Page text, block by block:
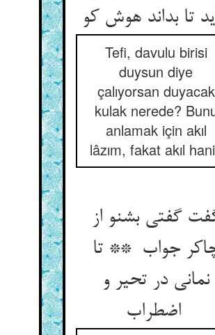
Tefi, davulu birisi
duysun diye
çalıyorsan duyacak
kulak nerede?
anlamak için akıl
lâzım, fakat akıl
گفتی بشنو از
جواب ** تا
نمانی در تحیر و
اضطراب